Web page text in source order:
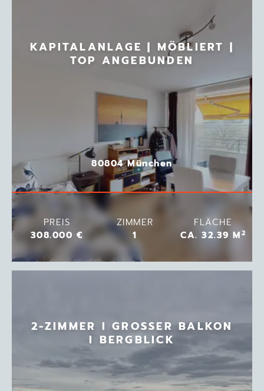
KAPITALANLAGE | MÖBLIERT |
TOP ANGEBUNDEN
80804 München
PREIS
308.000 €
ZIMMER
1
FLÄCHE
CA. 32.39 M2
2-ZIMMER I GROSSER BALKON
I BERGBLICK